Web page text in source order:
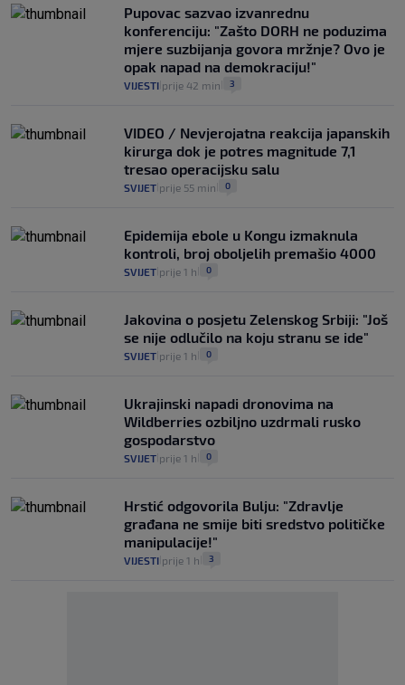
Pupovac sazvao izvanrednu
konferenciju: "Zašto DORH ne poduzima
mjere suzbijanja govora mržnje? Ovo je
opak napad na demokraciju!"
VIJESTI prije 42 min 3
VIDEO / Nevjerojatna reakcija japanskih
kirurga dok je potres magnitude 7,1
tresao operacijsku salu
SVIJET prije 55 min 0
Epidemija ebole u Kongu izmaknula
kontroli, broj oboljelih premašio 4000
SVIJET prije 1 h 0
Jakovina o posjetu Zelenskog Srbiji: "Još
se nije odlučilo na koju stranu se ide"
SVIJET prije 1 h 0
Ukrajinski napadi dronovima na
Wildberries ozbiljno uzdrmali rusko
gospodarstvo
SVIJET prije 1 h 0
Hrstić odgovorila Bulju: "Zdravlje
građana ne smije biti sredstvo političke
manipulacije!"
VIJESTI prije 1 h 3